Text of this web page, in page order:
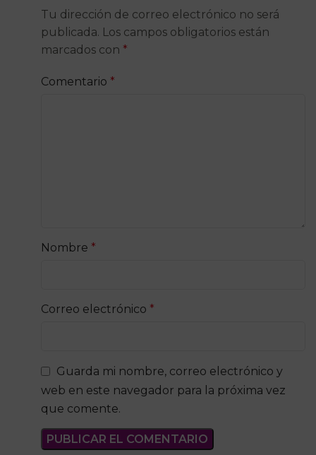
Tu dirección de correo electrónico no será
publicada. Los campos obligatorios están
marcados con *
Comentario *
Nombre *
Correo electrónico *
Guarda mi nombre, correo electrónico y
web en este navegador para la próxima vez
que comente.